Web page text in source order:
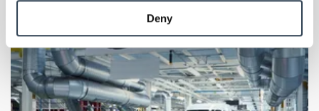
provided to them or that they’ve collected from your use
Weitere Informationen:Impressum Datenschutz
Deny